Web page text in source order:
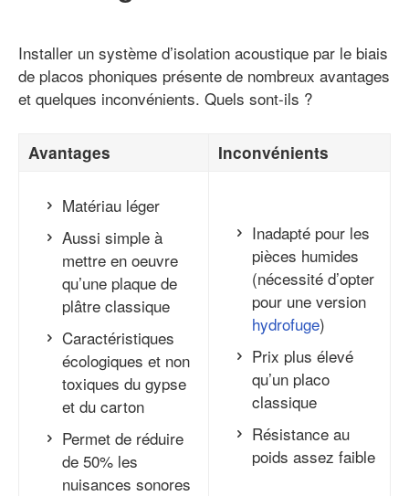
Installer un système d’isolation acoustique par le biais
de placos phoniques présente de nombreux avantages
et quelques inconvénients. Quels sont-ils ?
Avantages Inconvénients
Matériau léger
Aussi simple à
mettre en oeuvre
qu’une plaque de
plâtre classique
Caractéristiques
écologiques et non
toxiques du gypse
et du carton
Permet de réduire
de 50% les
nuisances sonores
Inadapté pour les
pièces humides
(nécessité d’opter
pour une version
hydrofuge)
Prix plus élevé
qu’un placo
classique
Résistance au
poids assez faible